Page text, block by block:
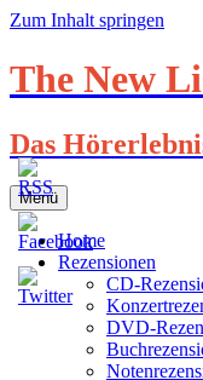
Zum Inhalt springen
The New
Das
Menü
Home
Rezensionen
CD-
DVD-